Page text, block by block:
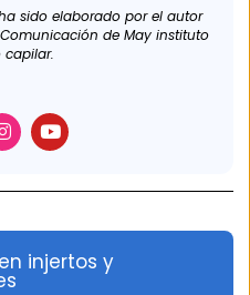
sido elaborado por el autor
de May instituto
capilar.
injertos y